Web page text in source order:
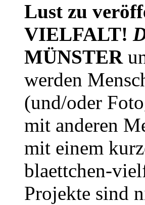
Lust zu
VIELFALT!
MÜNSTER
werden
(und/oder
mit anderen
mit einem
blaettchen-
Projekte sind